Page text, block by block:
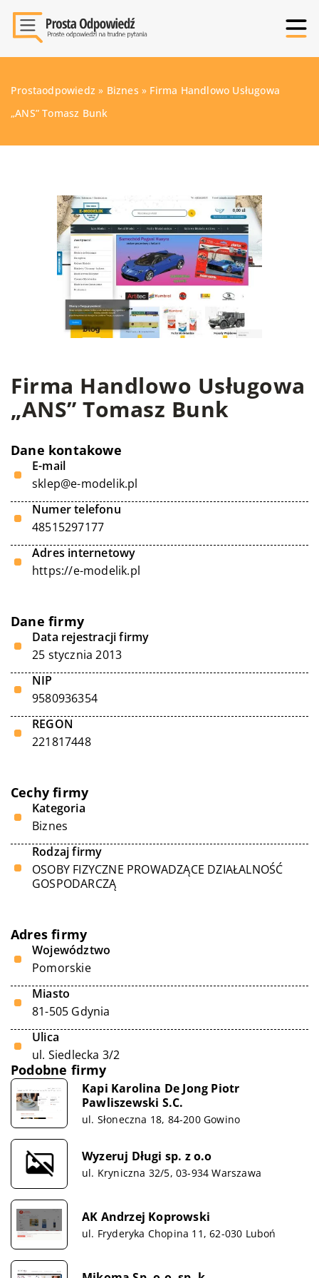
Prostaodpowiedz » Biznes » Firma Handlowo Usługowa
„ANS” Tomasz Bunk
Firma Handlowo Usługowa
„ANS” Tomasz Bunk
Dane kontakowe
E-mail
sklep@e-modelik.pl
Numer telefonu
48515297177
Adres internetowy
https://e-modelik.pl
Dane firmy
Data rejestracji firmy
25 stycznia 2013
NIP
9580936354
REGON
221817448
Cechy firmy
Kategoria
Biznes
Rodzaj firmy
OSOBY FIZYCZNE PROWADZĄCE DZIAŁALNOŚĆ
GOSPODARCZĄ
Adres firmy
Województwo
Pomorskie
Miasto
81-505 Gdynia
Ulica
ul. Siedlecka 3/2
Podobne firmy
Kapi Karolina De Jong Piotr
Pawliszewski S.C.
ul. Słoneczna 18, 84-200 Gowino
Wyzeruj Długi sp. z o.o
ul. Kryniczna 32/5, 03-934 Warszawa
AK Andrzej Koprowski
ul. Fryderyka Chopina 11, 62-030 Luboń